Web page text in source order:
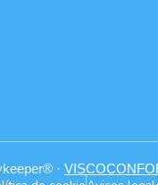
·